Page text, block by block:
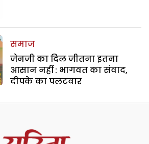
समाज
जेनजी का दिल जीतना इतना
आसान नहीं : भागवत का संवाद,
दीपके का पलटवार